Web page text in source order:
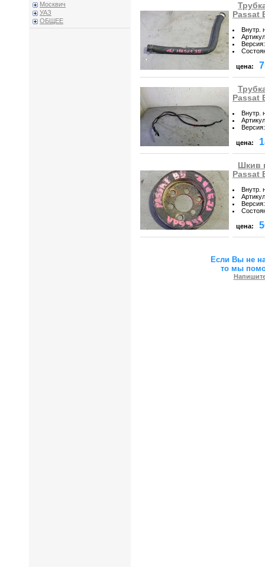
Москвич
УАЗ
ОБЩЕЕ
Passat
Внутр.
Артикул
Версия:
цена:
Passat
Внутр.
Артикул
Версия:
цена:
Шкив
Passat
Внутр.
Артикул
Версия:
цена:
Если Вы не
то мы